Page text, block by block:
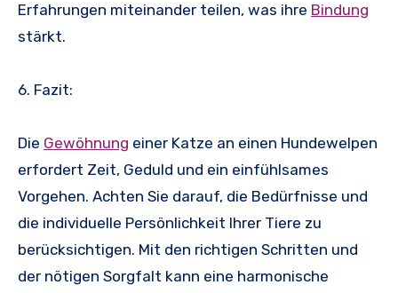
Erfahrungen miteinander teilen, was ihre Bindung
stärkt.
6. Fazit:
Die Gewöhnung einer Katze an einen Hundewelpen
erfordert Zeit, Geduld und ein einfühlsames
Vorgehen. Achten Sie darauf, die Bedürfnisse und
die individuelle Persönlichkeit Ihrer Tiere zu
berücksichtigen. Mit den richtigen Schritten und
der nötigen Sorgfalt kann eine harmonische